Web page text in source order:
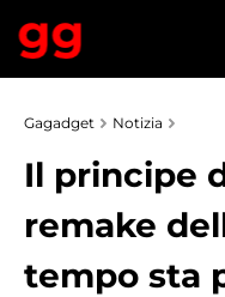
Gagadget Notizia
Il principe
remake
tempo sta